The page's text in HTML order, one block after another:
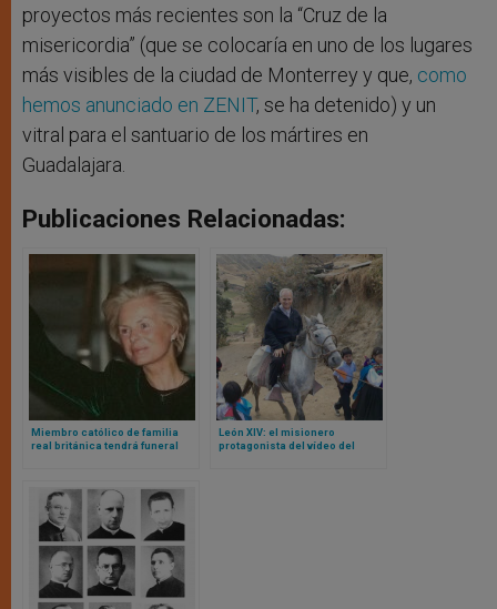
proyectos más recientes son la “Cruz de la
misericordia” (que se colocaría en uno de los lugares
más visibles de la ciudad de Monterrey y que, como
hemos anunciado en ZENIT, se ha detenido) y un
vitral para el santuario de los mártires en
Guadalajara.
Publicaciones Relacionadas:
Miembro católico de familia
real británica tendrá funeral
León XIV: el misionero
protagonista del vídeo del